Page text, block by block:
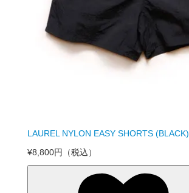
LAUREL NYLON EASY SHORTS (BLACK)
¥8,800円
（税込）